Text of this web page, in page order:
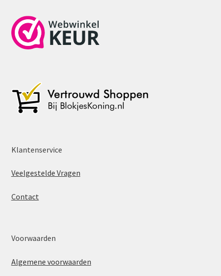
Klantenservice
Veelgestelde Vragen
Contact
Voorwaarden
Algemene voorwaarden